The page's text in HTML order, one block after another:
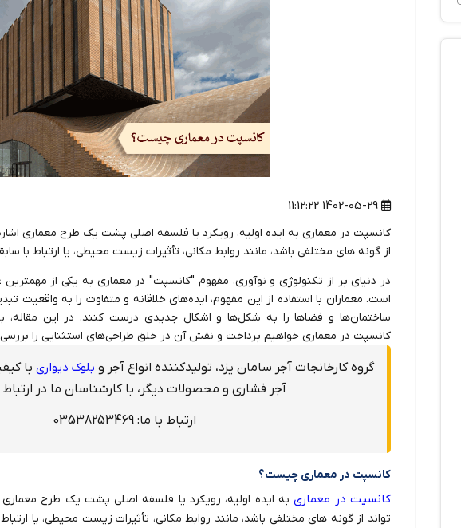
1402-05-29 11:12:22
کانسپت در معماری به ایده اولیه، رویکرد یا فلسفه اصلی پشت یک طرح معماری اشاره
از گونه های مختلفی باشد، مانند روابط مکانی، تأثیرات زیست محیطی، یا ارتباط با
در دنیای پر از تکنولوژی و نوآوری، مفهوم "کانسپت" در معماری به یکی از
است. معماران با استفاده از این مفهوم، ایده‌های خلاقانه و متفاوت را به واقعیت
ساختمان‌ها و فضاها را به شکل‌ها و اشکال جدیدی درست کنند. در این مقاله،
کانسپت در معماری خواهیم پرداخت و نقش آن در خلق طراحی‌های استثنایی را
گروه کارخانجات آجر سامان یزد، تولیدکننده انواع آجر و بلوک دیواری با
آجر فشاری و محصولات دیگر، با کارشناسان ما در
ارتباط با ما: 03538253469
کانسپت در معماری چیست؟
کانسپت در معماریبه ایده اولیه، رویکرد یا فلسفه اصلی پشت یک طرح معماری
تواند از گونه های مختلفی باشد، مانند روابط مکانی، تأثیرات زیست محیطی، یا